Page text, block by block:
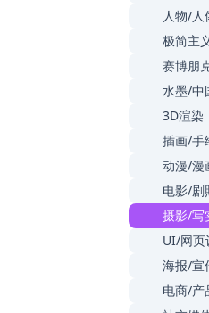
人物/人
极简主
赛博朋
水墨/中
3D渲染
插画/手
动漫/漫
电影/剧
摄影/写
UI/网页
海报/宣
电商/产